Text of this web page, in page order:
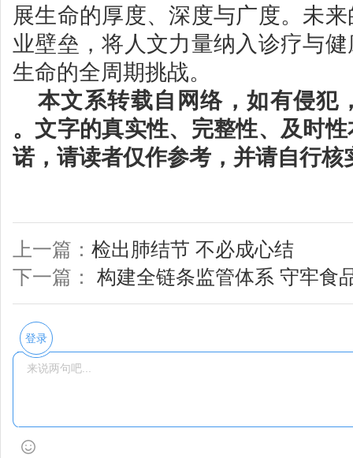
展生命的厚度、深度与广度。未
业壁垒，将人文力量纳入诊疗与
生命的全周期挑战。
本文系转载自网络，如有侵犯
。文字的真实性、完整性、及时
诺，请读者仅作参考，并请自行核
上一篇： 检出肺结节 不必成心结
下一篇： 构建全链条监管体系 守牢食
登录